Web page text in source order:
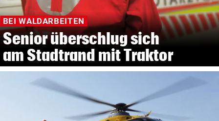
BEI WALDARBEITEN
Senior überschlug sich
am Stadtrand mit Traktor